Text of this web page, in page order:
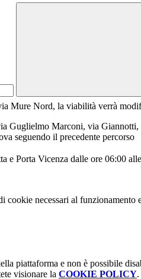
Mure Nord, la viabilità verrà
Guglielmo Marconi, via
seguendo il precedente percorso
e Porta Vicenza dalle ore 06:00
necessari al
piattaforma e non è possibile
visionare la COOKIE POLICY.